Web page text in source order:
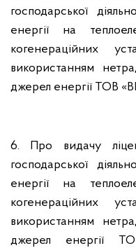
господарської
енергії на
когенераційних
використанням
джерел енергії ТОВ
6. Про видачу
господарської
енергії на
когенераційних
використанням
джерел енергії